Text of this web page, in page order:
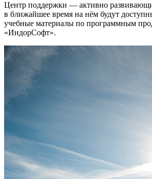
Центр поддержки — активно
в ближайшее время на нём будут
учебные материалы по программным
«ИндорСофт».